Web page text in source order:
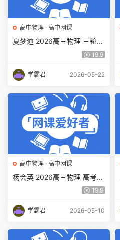
高中物理 · 高中网课
夏梦迪 2026高三物理 三轮梦
想典当铺押题课 百度网盘下19.9
学霸君 2026-05-22
高中物理 · 高中网课
杨会英 2026高三物理 高考物
理 一轮提升秋季班 百度网盘
19.9
学霸君 2026-05-10